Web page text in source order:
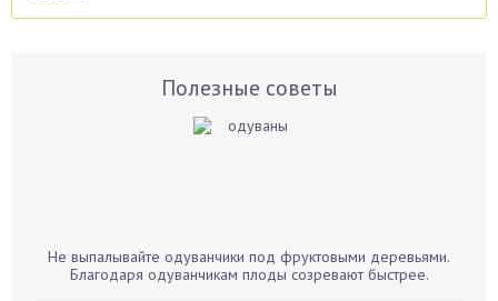
Аспарагус
Бархатцы
Полезные советы
Не выпалывайте одуванчики под фруктовыми деревьями.
Благодаря одуванчикам плоды созревают быстрее.